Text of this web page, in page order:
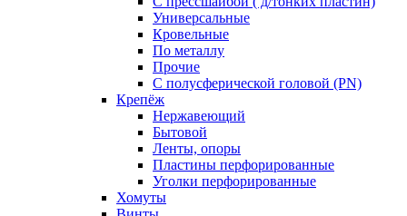
Универсальные
Кровельные
По металлу
Прочие
С полусферической головой (PN)
Крепёж
Нержавеющий
Бытовой
Ленты, опоры
Пластины перфорированные
Уголки перфорированные
Хомуты